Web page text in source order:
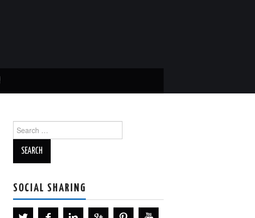
for:
SOCIAL SHARING